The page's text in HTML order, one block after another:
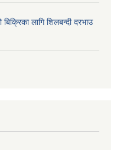
लागि शिलबन्दी दरभाउ